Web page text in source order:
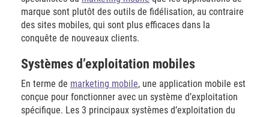
marque sont plutôt des outils de fidélisation, au contraire
des sites mobiles, qui sont plus efficaces dans la
conquête de nouveaux clients.
Systèmes d’exploitation mobiles
En terme de marketing mobile, une application mobile est
conçue pour fonctionner avec un système d’exploitation
spécifique. Les 3 principaux systèmes d’exploitation du